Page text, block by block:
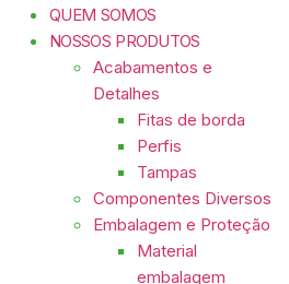
QUEM SOMOS
NOSSOS PRODUTOS
Acabamentos e
Detalhes
Fitas de borda
Perfis
Tampas
Componentes Diversos
Embalagem e Proteção
Material
embalagem